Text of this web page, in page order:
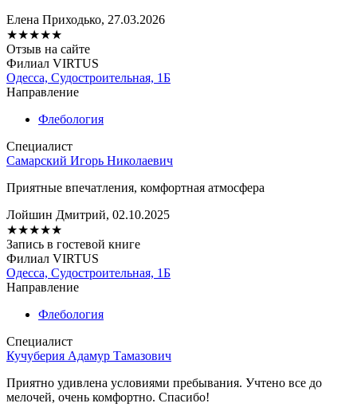
Елена Приходько, 27.03.2026
★★★★★
Отзыв на сайте
Филиал VIRTUS
Одесса, Судостроительная, 1Б
Направление
Флебология
Специалист
Самарский Игорь Николаевич
Приятные впечатления, комфортная атмосфера
Лойшин Дмитрий, 02.10.2025
★★★★★
Запись в гостевой книге
Филиал VIRTUS
Одесса, Судостроительная, 1Б
Направление
Флебология
Специалист
Кучуберия Адамур Тамазович
Приятно удивлена ​​условиями пребывания. Учтено все до
мелочей, очень комфортно. Спасибо!